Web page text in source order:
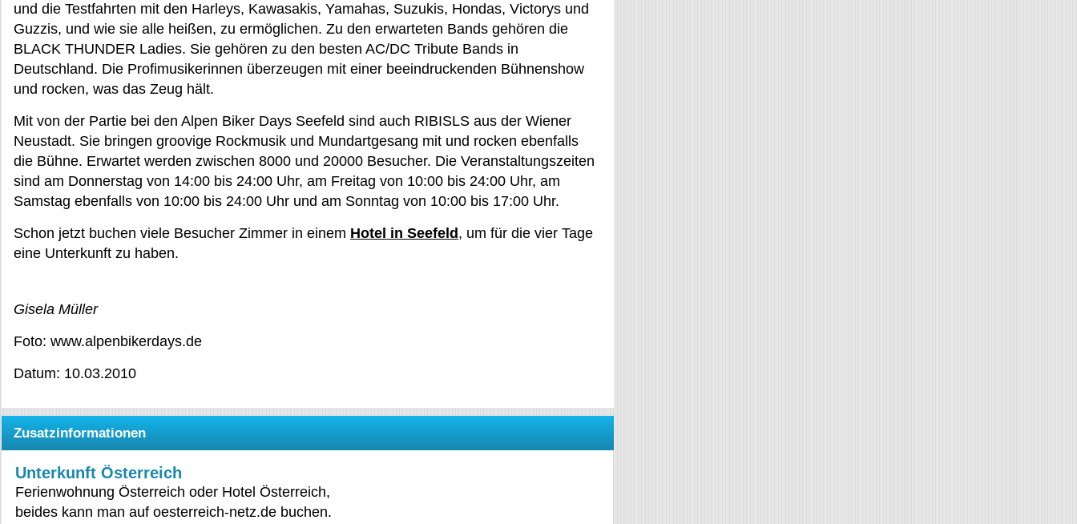
und die Testfahrten mit den Harleys, Kawasakis, Yamahas, Suzukis, Hondas, Victorys und
Guzzis, und wie sie alle heißen, zu ermöglichen. Zu den erwarteten Bands gehören die
BLACK THUNDER Ladies. Sie gehören zu den besten AC/DC Tribute Bands in
Deutschland. Die Profimusikerinnen überzeugen mit einer beeindruckenden Bühnenshow
und rocken, was das Zeug hält.
Mit von der Partie bei den Alpen Biker Days Seefeld sind auch RIBISLS aus der Wiener
Neustadt. Sie bringen groovige Rockmusik und Mundartgesang mit und rocken ebenfalls
die Bühne. Erwartet werden zwischen 8000 und 20000 Besucher. Die Veranstaltungszeiten
sind am Donnerstag von 14:00 bis 24:00 Uhr, am Freitag von 10:00 bis 24:00 Uhr, am
Samstag ebenfalls von 10:00 bis 24:00 Uhr und am Sonntag von 10:00 bis 17:00 Uhr.
Schon jetzt buchen viele Besucher Zimmer in einem Hotel in Seefeld , um für die vier Tage
eine Unterkunft zu haben.
Gisela Müller
Foto: www.alpenbikerdays.de
Datum: 10.03.2010
Zusatzinformationen
Unterkunft Österreich
Ferienwohnung Österreich oder Hotel Österreich,
beides kann man auf oesterreich-netz.de buchen.